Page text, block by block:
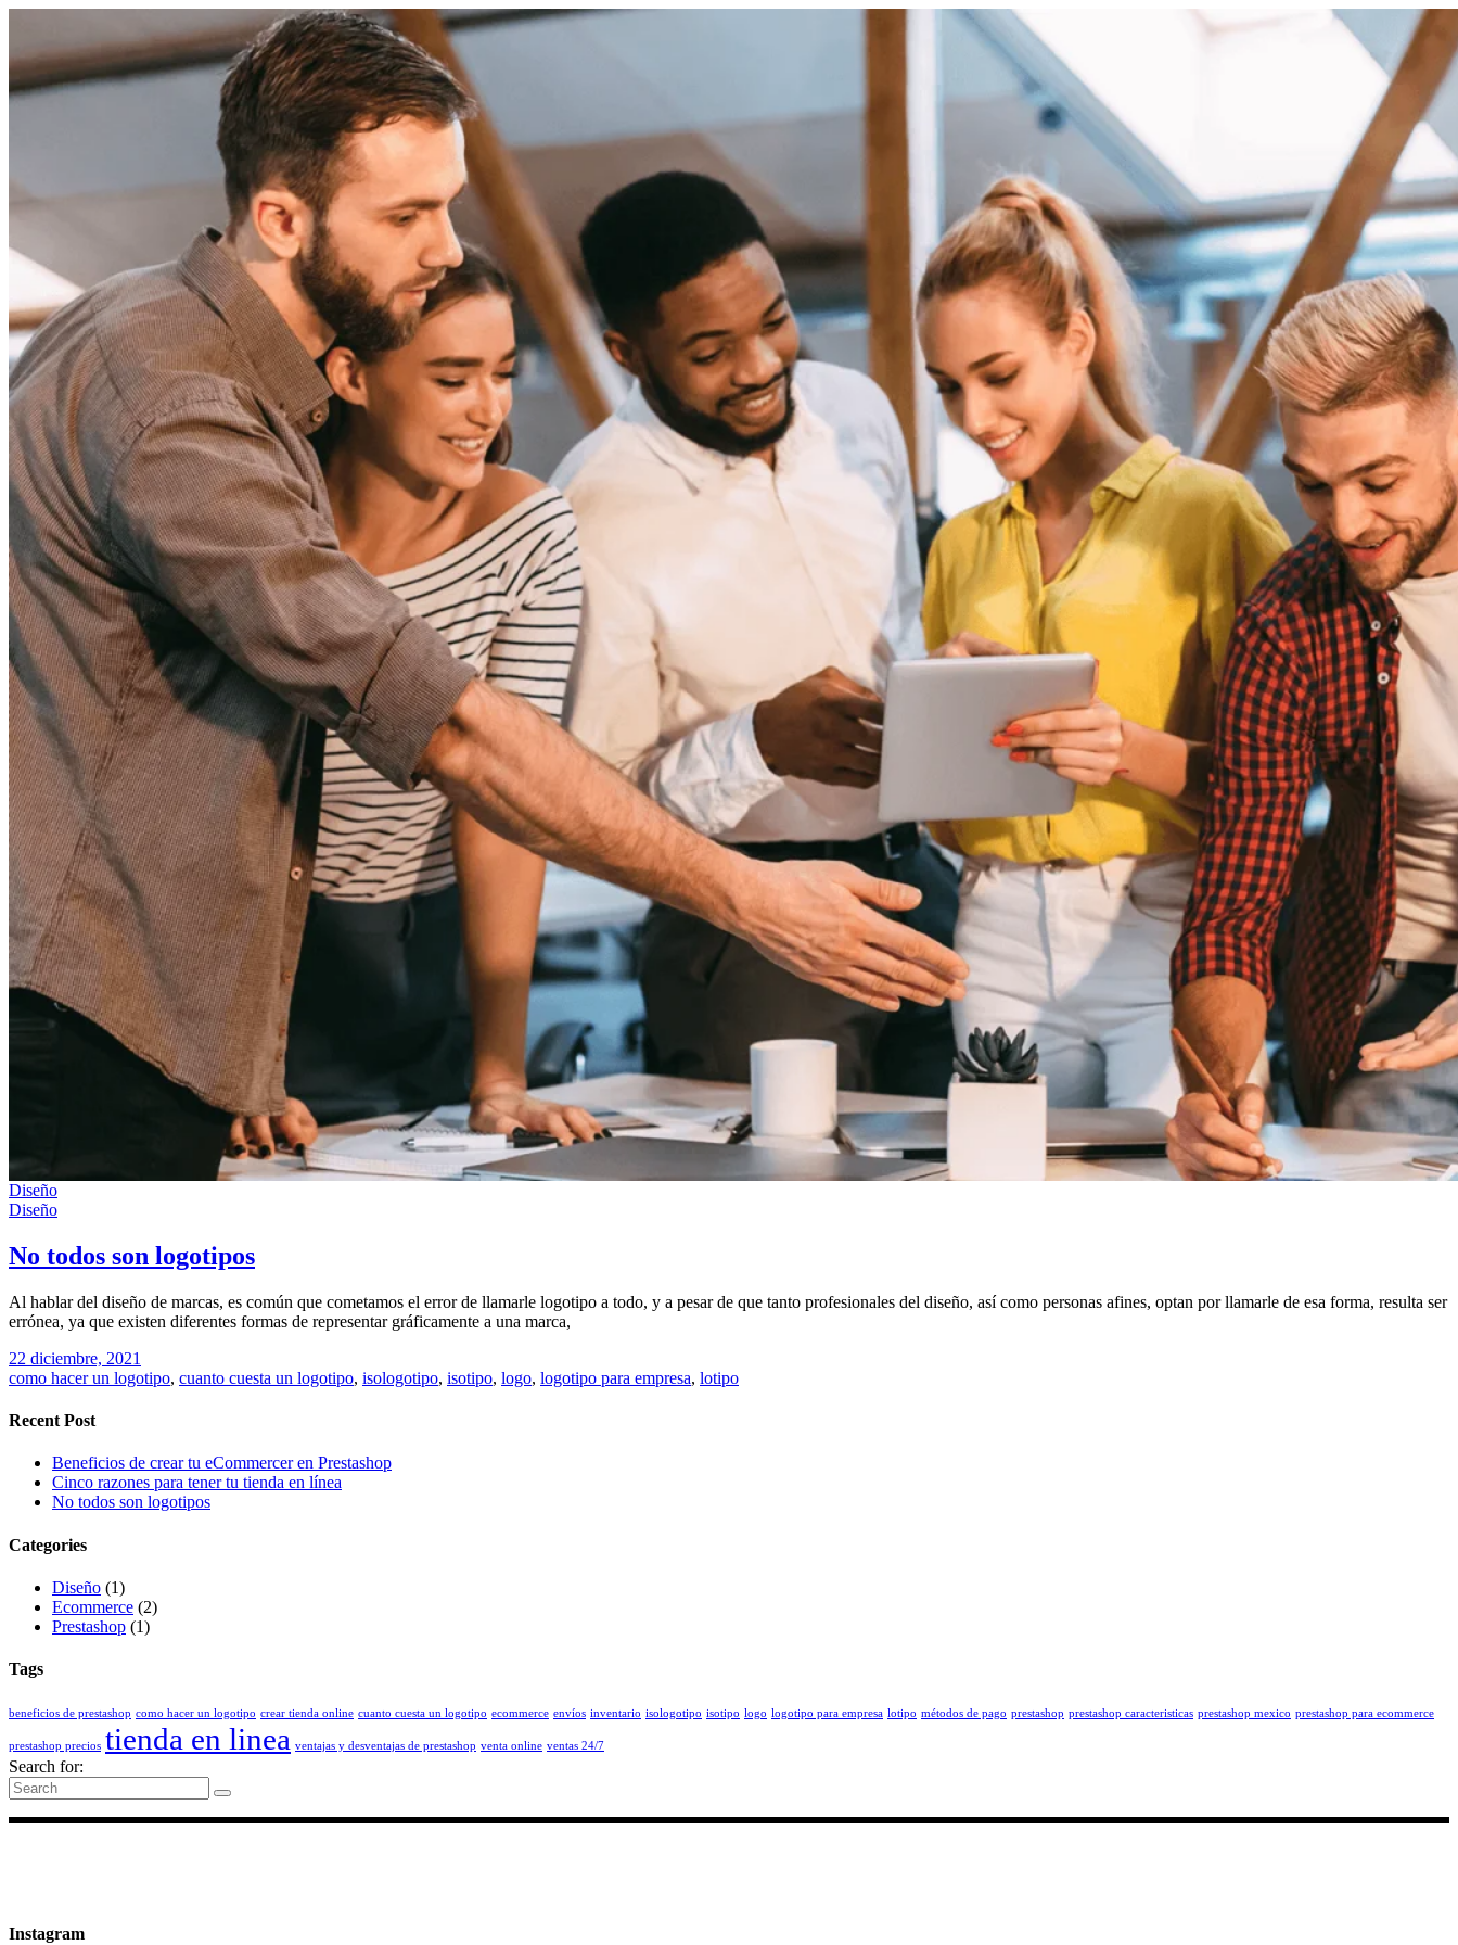
Diseño
Diseño
No todos son logotipos
Al hablar del diseño de marcas, es común que cometamos el error de llamarle logotipo a todo, y a pesar de que tanto profesionales del diseño, así como personas afines, optan por llamarle de esa forma, resulta ser
errónea, ya que existen diferentes formas de representar gráficamente a una marca,
22 diciembre, 2021
como hacer un logotipo, cuanto cuesta un logotipo, isologotipo, isotipo, logo, logotipo para empresa, lotipo
Recent Post
Beneficios de crear tu eCommercer en Prestashop
Cinco razones para tener tu tienda en línea
No todos son logotipos
Categories
Diseño (1)
Ecommerce (2)
Prestashop (1)
Tags
beneficios de prestashop como hacer un logotipo crear tienda online cuanto cuesta un logotipo ecommerce envíos inventario isologotipo isotipo logo logotipo para empresa lotipo métodos de pago prestashop prestashop caracteristicas prestashop mexico prestashop para ecommerce
prestashop precios tienda en linea ventajas y desventajas de prestashop venta online ventas 24/7
Search for:
Instagram